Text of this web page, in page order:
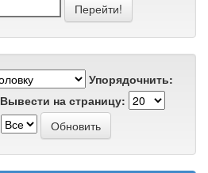
Упорядочнить:
Вывести на страницу: